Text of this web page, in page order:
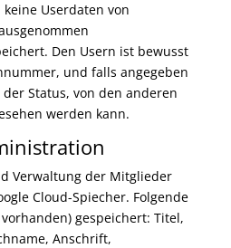
Userdaten von
Den Usern ist bewusst
und falls angegeben
Status, von den anderen
werden kann.
Verwaltung der Mitglieder
Cloud-Spiecher. Folgende
gespeichert: Titel,
Anschrift,